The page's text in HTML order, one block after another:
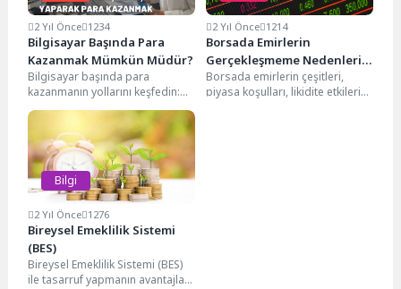
2 Yıl Önce 1234
Bilgisayar Başında Para
Kazanmak Mümkün Müdür?
Bilgisayar başında para
kazanmanın yollarını keşfedin:
freelance çalışmalar, blog
yazarlığı, e-ticaret ve daha
fazlasıyla ek...
2 Yıl Önce 1214
Borsada Emirlerin
Gerçekleşmeme Nedenleri
Nelerdir?
Borsada emirlerin çeşitleri,
piyasa koşulları, likidite etkileri
Bilgi
2 Yıl Önce 1276
Bireysel Emeklilik Sistemi
(BES)
Bireysel Emeklilik Sistemi (BES)
ile tasarruf yapmanın avantajları,